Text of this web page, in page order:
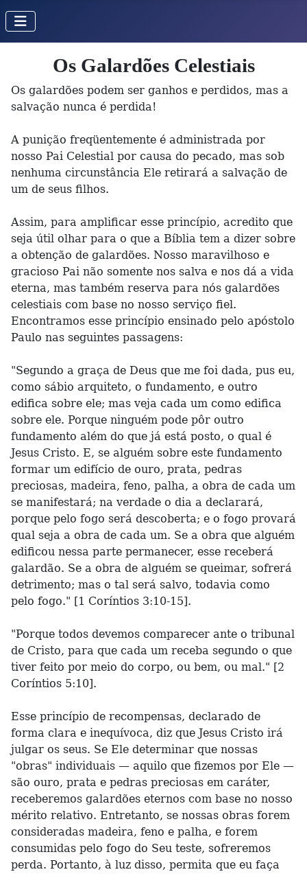
Os Galardões Celestiais
Os galardões podem ser ganhos e perdidos, mas a
salvação nunca é perdida!
A punição freqüentemente é administrada por
nosso Pai Celestial por causa do pecado, mas sob
nenhuma circunstância Ele retirará a salvação de
um de seus filhos.
Assim, para amplificar esse princípio, acredito que
seja útil olhar para o que a Bíblia tem a dizer sobre
a obtenção de galardões. Nosso maravilhoso e
gracioso Pai não somente nos salva e nos dá a vida
eterna, mas também reserva para nós galardões
celestiais com base no nosso serviço fiel.
Encontramos esse princípio ensinado pelo apóstolo
Paulo nas seguintes passagens:
"Segundo a graça de Deus que me foi dada, pus eu,
como sábio arquiteto, o fundamento, e outro
edifica sobre ele; mas veja cada um como edifica
sobre ele. Porque ninguém pode pôr outro
fundamento além do que já está posto, o qual é
Jesus Cristo. E, se alguém sobre este fundamento
formar um edifício de ouro, prata, pedras
preciosas, madeira, feno, palha, a obra de cada um
se manifestará; na verdade o dia a declarará,
porque pelo fogo será descoberta; e o fogo provará
qual seja a obra de cada um. Se a obra que alguém
edificou nessa parte permanecer, esse receberá
galardão. Se a obra de alguém se queimar, sofrerá
detrimento; mas o tal será salvo, todavia como
pelo fogo." [1 Coríntios 3:10-15].
"Porque todos devemos comparecer ante o tribunal
de Cristo, para que cada um receba segundo o que
tiver feito por meio do corpo, ou bem, ou mal." [2
Coríntios 5:10].
Esse princípio de recompensas, declarado de
forma clara e inequívoca, diz que Jesus Cristo irá
julgar os seus. Se Ele determinar que nossas
"obras" individuais — aquilo que fizemos por Ele —
são ouro, prata e pedras preciosas em caráter,
receberemos galardões eternos com base no nosso
mérito relativo. Entretanto, se nossas obras forem
consideradas madeira, feno e palha, e forem
consumidas pelo fogo do Seu teste, sofreremos
perda. Portanto, à luz disso, permita que eu faça